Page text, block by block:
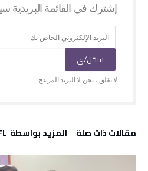
‫مقالات ذات صلة‬ ‫‫المزيد بواسطة‬ ‬ RDFL